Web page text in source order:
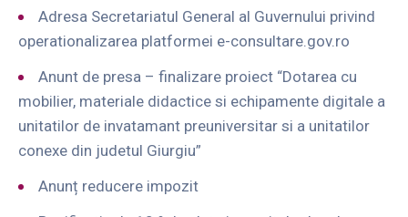
Adresa Secretariatul General al Guvernului privind
operationalizarea platformei e-consultare.gov.ro
Anunt de presa – finalizare proiect “Dotarea cu
mobilier, materiale didactice si echipamente digitale a
unitatilor de invatamant preuniversitar si a unitatilor
conexe din judetul Giurgiu”
Anunț reducere impozit